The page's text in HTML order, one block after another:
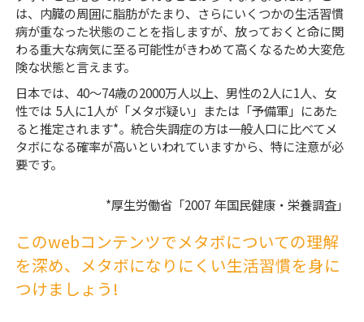
は、内臓の周囲に脂肪がたまり、さらにいくつかの生活習慣
病が重なった状態のことを指しますが、放っておくと命に関
わる重大な病気に至る可能性がきわめて高くなるため大変危
険な状態と言えます。
日本では、40～74歳の2000万人以上、男性の2人に1人、女
性では 5人に1人が「メタボ疑い」または「予備軍」にあた
ると推定されます*。統合失調症の方は一般人口に比べてメ
タボになる確率が高いといわれていますから、特に注意が必
要です。
*厚生労働省「2007 年国民健康・栄養調査」
このwebコンテンツでメタボについての理解
を深め、メタボになりにくい生活習慣を身に
つけましょう!